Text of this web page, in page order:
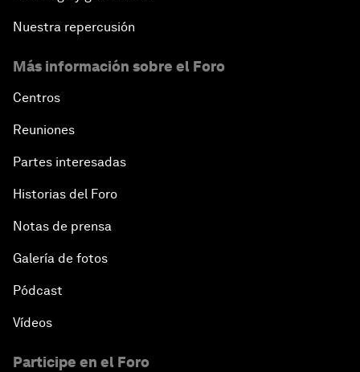
Nuestra repercusión
Más información sobre el Foro
Centros
Reuniones
Partes interesadas
Historias del Foro
Notas de prensa
Galería de fotos
Pódcast
Vídeos
Participe en el Foro